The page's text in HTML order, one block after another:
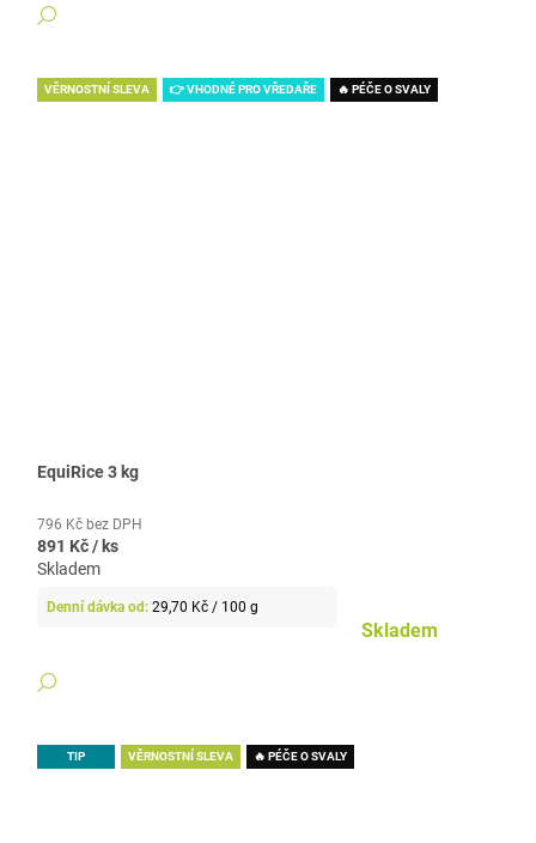
DETAIL
VĚRNOSTNÍ SLEVA 👉 VHODNÉ PRO VŘEDAŘE 🔥 PÉČE O SVALY
EquiRice 3 kg
796 Kč bez DPH
891 Kč/ ks
Skladem
Měrná
29,70 Kč / 100 g
Skladem
DETAIL
TIP VĚRNOSTNÍ SLEVA 🔥 PÉČE O SVALY